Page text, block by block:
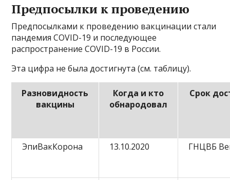
Предпосылки к проведению
Предпосылками к проведению вакцинации стали
пандемия COVID-19 и последующее
распространение COVID-19 в России.
Эта цифра не была достигнута (см. таблицу).
Разновидность
вакцины
Когда и кто
обнародовал
Срок
ЭпиВакКорона 13.10.2020 ГНЦВБ